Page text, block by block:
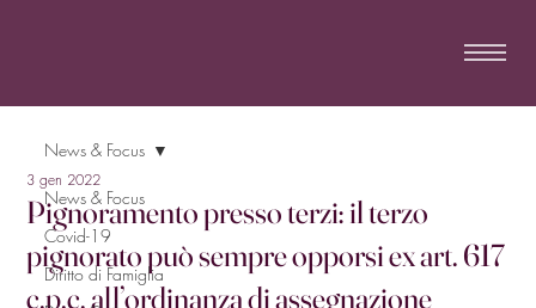
News & Focus
Covid-19
Diritto di Famiglia
News & Focus
Pignoramento presso terzi: il terzo
pignorato può sempre opporsi ex art. 617
c.p.c. all’ordinanza di assegnazione
3 gen 2022